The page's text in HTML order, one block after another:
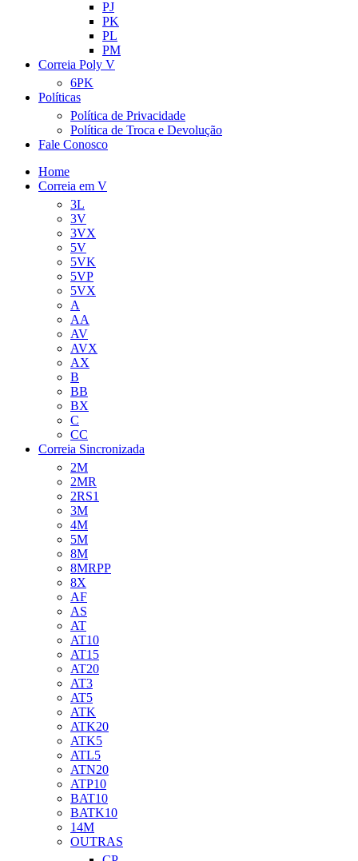
PJ
PK
PL
PM
Correia Poly V
6PK
Políticas
Política de Privacidade
Política de Troca e Devolução
Fale Conosco
Home
Correia em V
3L
3V
3VX
5V
5VK
5VP
5VX
A
AA
AV
AVX
AX
B
BB
BX
C
CC
Correia Sincronizada
2M
2MR
2RS1
3M
4M
5M
8M
8MRPP
8X
AF
AS
AT
AT10
AT15
AT20
AT3
AT5
ATK
ATK20
ATK5
ATL5
ATN20
ATP10
BAT10
BATK10
14M
OUTRAS